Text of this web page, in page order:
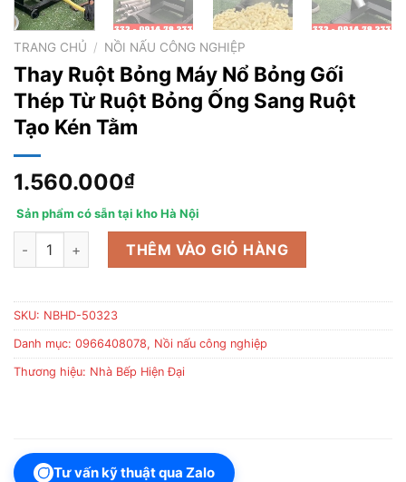
TRANG CHỦ / NỒI NẤU CÔNG NGHIỆP
Thay Ruột Bỏng Máy Nổ Bỏng Gối
Thép Từ Ruột Bỏng Ống Sang Ruột
Tạo Kén Tằm
1.560.000₫
Sản phẩm có sẵn tại kho Hà Nội
Thay Ruột Bỏng Máy Nổ Bỏng Gối Thép Từ Ruột Bỏng Ống
THÊM VÀO GIỎ HÀNG
SKU: NBHD-50323
Danh mục: 0966408078, Nồi nấu công nghiệp
Thương hiệu: Nhà Bếp Hiện Đại
Tư vấn kỹ thuật qua Zalo